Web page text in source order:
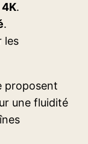
4K.
.
les
proposent
une fluidité